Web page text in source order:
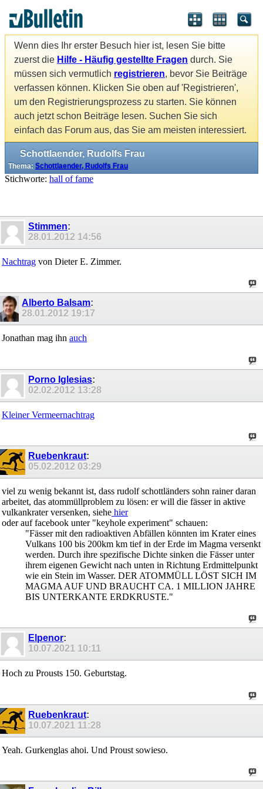
Wenn dies Ihr erster Besuch hier ist, lesen Sie bitte
zuerst die Hilfe - Häufig gestellte Fragen durch. Sie
müssen sich vermutlich registrieren, bevor Sie Beiträge
verfassen können. Klicken Sie oben auf 'Registrieren',
um den Registrierungsprozess zu starten. Sie können
auch jetzt schon Beiträge lesen. Suchen Sie sich
einfach das Forum aus, das Sie am meisten interessiert.
Schottlaender, Rudolfs Frau
Thema: Schottlaender, Rudolfs Frau
Stichworte: hall of fame
Stimmen:
28.01.2012 14:56
Nachtrag von Dieter E. Zimmer.
Alberto Balsam:
28.01.2012 19:17
Jonathan mag ihn auch
Porno Iglesias:
02.02.2012 13:28
Kleiner Vermeernachtrag
Ruebenkraut:
05.02.2012 03:29
viel zu wenig bekannt ist, dass rudolf schottländers sohn rainer daran
arbeitet, das atommüllproblem zu lösen: er will die fässer in aktive
vulkankrater versenken, siehe hier
oder auf facebook unter "keyhole experiment" schauen:
"Fässer mit den radioaktiven Abfällen könnten im Krater eines
Vulkans 100 bis 200km km tief in der Erde im Magma versenkt
werden. Durch ihre spezifische Dichte sinken die Fässer unter
ihrem eigenen Gewicht nach unten in Richtung Erdmittelpunkt
wie ein Stein im Wasser. DER ATOMMÜLL LÖST SICH IM
MAGMA AUF UND BRAUCHT CA. 1 MILLION JAHRE
BIS UNTERKANTE ERDKRUSTE."
Elpenor:
10.07.2021 10:11
Hoch zu Prousts 150. Geburtstag.
Ruebenkraut:
10.07.2021 11:28
Yeah. Gurkenglas ahoi. Und Proust sowieso.